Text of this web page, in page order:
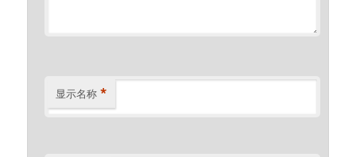
显示名称 *